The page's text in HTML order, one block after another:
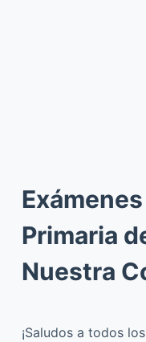
Primaria
Nuestra
¡Saludos a todos